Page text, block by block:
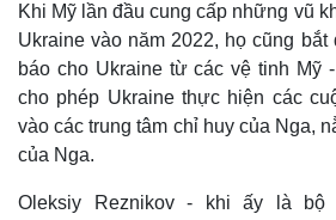
Tư vấn luật
Khi Mỹ lần đầu cung cấp những vũ
Ukraine vào năm 2022, họ cũng
báo cho Ukraine từ các vệ tinh Mỹ
cho phép Ukraine thực hiện các
vào các trung tâm chỉ huy của Nga,
của Nga.
Oleksiy Reznikov - khi ấy là bộ